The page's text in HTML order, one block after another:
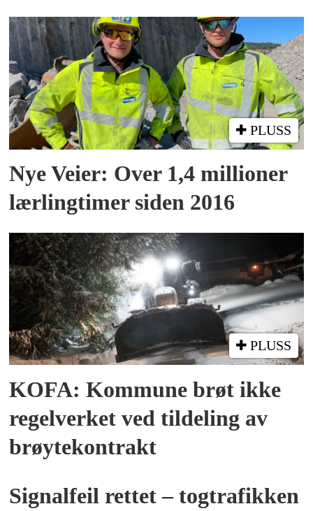
PLUSS
Nye Veier: Over 1,4 millioner
lærlingtimer siden 2016
PLUSS
KOFA: Kommune brøt ikke
regelverket ved tildeling av
brøytekontrakt
Signalfeil rettet – togtrafikken